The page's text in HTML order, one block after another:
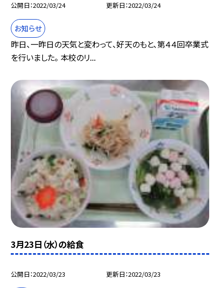
公開日 2022/03/24 更新日 2022/03/24
お知らせ
昨日、一昨日の天気と変わって、好天のもと、第４４回卒業式
を行いました。 本校のリ...
3月23日（水）の給食
公開日 2022/03/23 更新日 2022/03/23